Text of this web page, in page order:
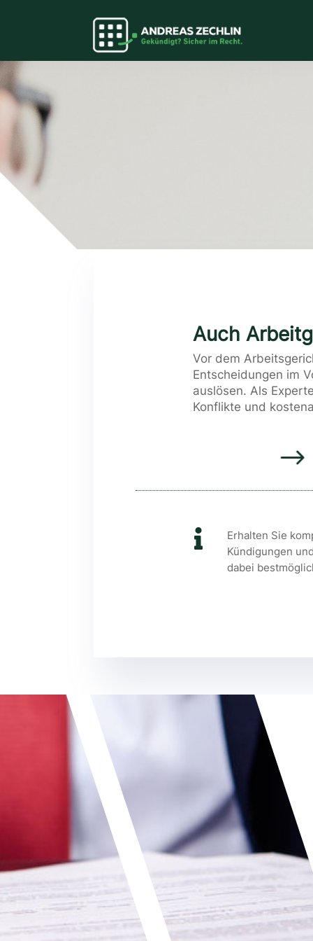
Auch
Vor dem
Entscheidungen im
auslösen. Als
Konflikte und
$

Erhalten Sie
Kündigungen
dabei